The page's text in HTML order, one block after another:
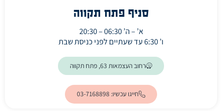
סניף פתח תקווה
א’ – ה’ 06:30 – 20:30
ו’ 6:30 עד שעתיים לפני כניסת שבת
רחוב העצמאות 63, פתח תקווה (ייפתח בלשונית חדשה)
חייגו עכשיו: 03-7168898